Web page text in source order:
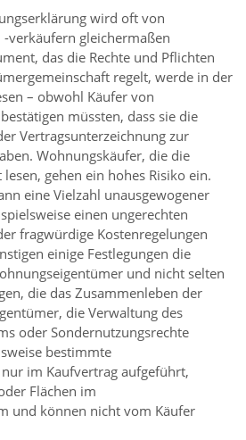
wird oft von
verkäufern gleichermaßen
das die Rechte und Pflichten
regelt, werde in der
– obwohl Käufer von
müssten, dass sie die
Vertragsunterzeichnung zur
Wohnungskäufer, die die
gehen ein hohes Risiko ein.
eine Vielzahl unausgewogener
einen ungerechten
fragwürdige Kostenregelungen
einige Festlegungen die
und nicht selten
die das Zusammenleben der
die Verwaltung des
oder Sondernutzungsrechte
bestimmte
im Kaufvertrag aufgeführt,
Flächen im
und können nicht vom Käufer